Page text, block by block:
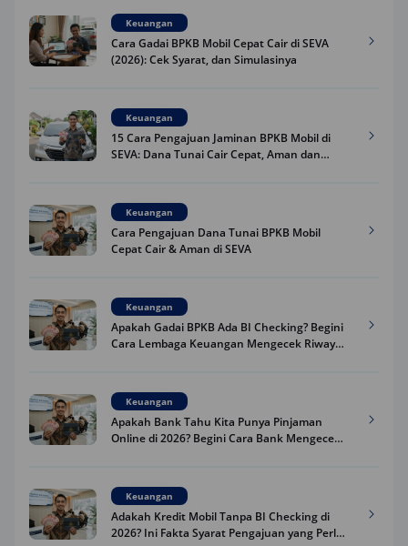
Keuangan
Cara Gadai BPKB Mobil Cepat Cair di SEVA
(2026): Cek Syarat, dan Simulasinya
Keuangan
15 Cara Pengajuan Jaminan BPKB Mobil di
SEVA: Dana Tunai Cair Cepat, Aman dan
Keuangan
Cara Pengajuan Dana Tunai BPKB Mobil
Cepat Cair & Aman di SEVA
Keuangan
Apakah Gadai BPKB Ada BI Checking? Begini
Cara Lembaga Keuangan Mengecek Riwayat
Keuangan
Apakah Bank Tahu Kita Punya Pinjaman
Online di 2026? Begini Cara Bank Mengecek
Keuangan
Adakah Kredit Mobil Tanpa BI Checking di
2026? Ini Fakta Syarat Pengajuan yang Perlu